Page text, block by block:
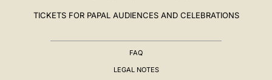
TICKETS FOR PAPAL AUDIENCES AND CELEBRATIONS
FAQ
LEGAL NOTES